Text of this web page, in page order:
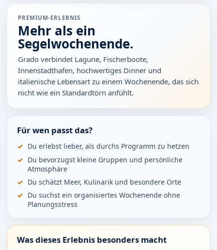
PREMIUM-ERLEBNIS
Mehr als ein
Segelwochenende.
Grado verbindet Lagune, Fischerboote,
Innenstadthafen, hochwertiges Dinner und
italienische Lebensart zu einem Wochenende, das sich
nicht wie ein Standardtörn anfühlt.
Für wen passt das?
Du erlebst lieber, als durchs Programm zu hetzen
Du bevorzugst kleine Gruppen und persönliche
Atmosphäre
Du schätzt Meer, Kulinarik und besondere Orte
Du suchst ein organisiertes Wochenende ohne
Planungsstress
Was dieses Erlebnis besonders macht